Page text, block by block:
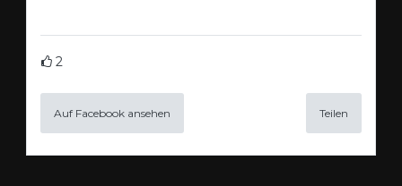
2
Auf Facebook ansehen Teilen